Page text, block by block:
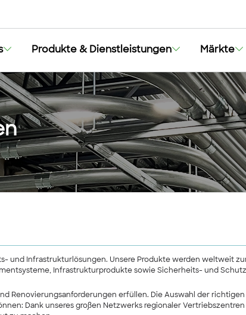
Produkte & Dienstleistungen Märkte
und Infrastrukturlösungen. Unsere Produkte werden weltweit
Infrastrukturprodukte sowie Sicherheits- und
Renovierungsanforderungen erfüllen. Die Auswahl der
Dank unseres großen Netzwerks regionaler